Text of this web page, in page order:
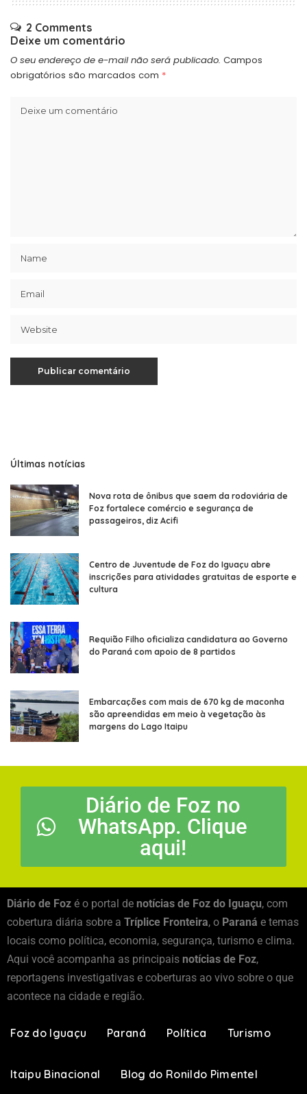
2 Comments
Deixe um comentário
O seu endereço de e-mail não será publicado. Campos
obrigatórios são marcados com *
Últimas notícias
Nova rota de ônibus que saem da rodoviária de
Foz fortalece comércio e segurança de
passageiros, diz Acifi
Centro de Juventude de Foz do Iguaçu abre
inscrições para atividades gratuitas de esporte e
cultura
Requião Filho oficializa candidatura ao Governo
do Paraná com apoio de 8 partidos
Embarcações com mais de 670 kg de maconha
são apreendidas em meio à vegetação às
margens do Lago Itaipu
Diário de Foz no
WhatsApp. Clique
aqui!
Diário de Foz é o portal de notícias de Foz do Iguaçu, com
cobertura diária sobre a Tríplice Fronteira, o Paraná e temas
locais como política, economia, segurança, turismo e clima.
Aqui você acompanha as principais notícias de Foz,
reportagens investigativas e coberturas ao vivo sobre o que
acontece na cidade e região.
Foz do Iguaçu Paraná Política Turismo
Itaipu Binacional Blog do Ronildo Pimentel